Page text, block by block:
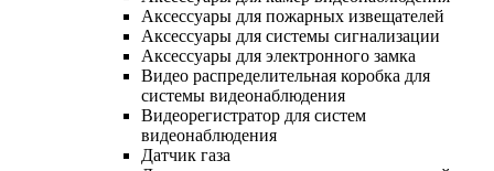
Аксессуары для пожарных извещателей
Аксессуары для системы сигнализации
Аксессуары для электронного замка
Видео распределительная коробка для
системы видеонаблюдения
Видеорегистратор для систем
видеонаблюдения
Датчик газа